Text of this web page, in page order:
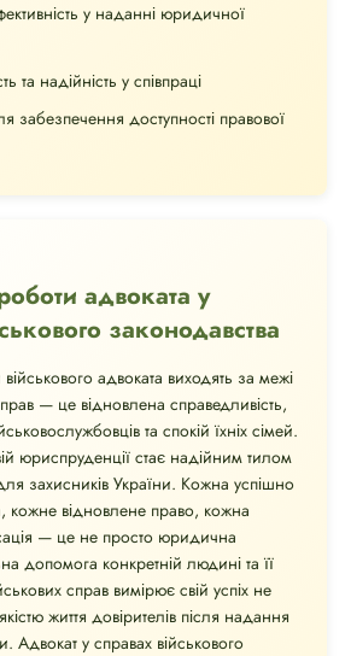
у наданні юридичної
та надійність у співпраці
забезпечення доступності правової
адвоката у
законодавства
адвоката виходять за межі
— це відновлена ​​справедливість,
та спокій їхніх сімей.
юриспруденції стає надійним тилом
захисників України. Кожна успішно
кожне відновлене право, кожна
— це не просто юридична
допомога конкретній людині та її
справ вимірює свій успіх не
життя довірителів після надання
Адвокат у справах військового